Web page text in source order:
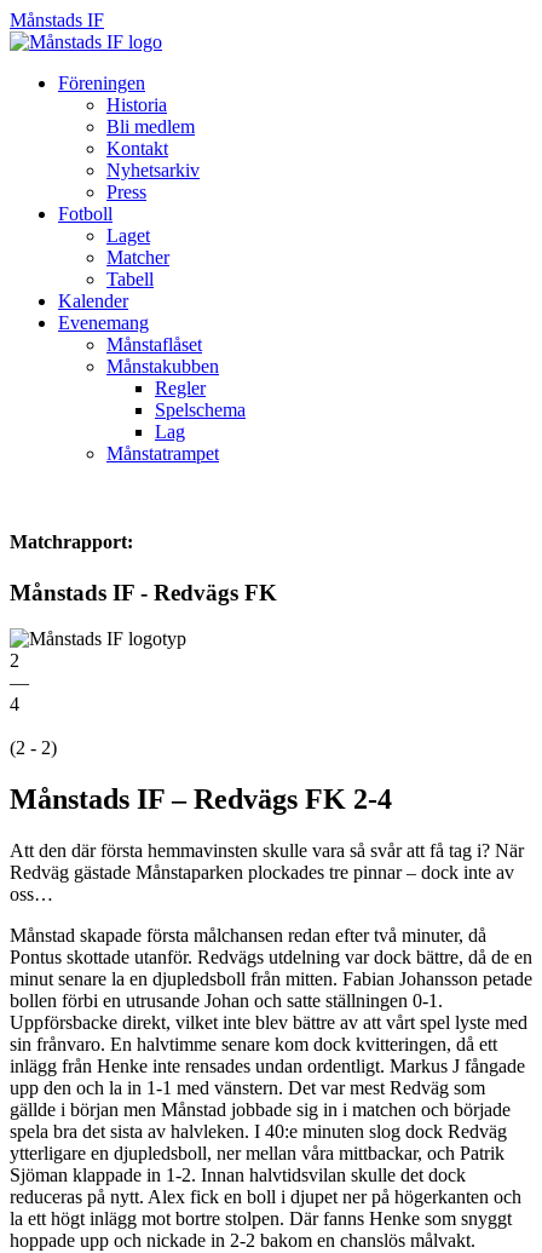
Månstads IF
Månstads
HoppaFöreningen
Historia
Bli medlem
Kontakt
Nyhetsarkiv
Press
Fotboll
Laget
Matcher
Tabell
Kalender
Evenemang
Månstaflåset
Månstakubben
Regler
Spelschema
Lag
Månstatrampet
Matchrapport:
Månstads IF - Redvägs FK
2
—
4
(2 - 2)
Månstads IF – Redvägs FK 2-4
Att den där första hemmavinsten skulle vara så svår att få tag i? När
Redväg gästade Månstaparken plockades tre pinnar – dock inte av
oss…
Månstad skapade första målchansen redan efter två minuter, då
Pontus skottade utanför. Redvägs utdelning var dock bättre, då de en
minut senare la en djupledsboll från mitten. Fabian Johansson petade
bollen förbi en utrusande Johan och satte ställningen 0-1.
Uppförsbacke direkt, vilket inte blev bättre av att vårt spel lyste med
sin frånvaro. En halvtimme senare kom dock kvitteringen, då ett
inlägg från Henke inte rensades undan ordentligt. Markus J fångade
upp den och la in 1-1 med vänstern. Det var mest Redväg som
gällde i början men Månstad jobbade sig in i matchen och började
spela bra det sista av halvleken. I 40:e minuten slog dock Redväg
ytterligare en djupledsboll, ner mellan våra mittbackar, och Patrik
Sjöman klappade in 1-2. Innan halvtidsvilan skulle det dock
reduceras på nytt. Alex fick en boll i djupet ner på högerkanten och
la ett högt inlägg mot bortre stolpen. Där fanns Henke som snyggt
hoppade upp och nickade in 2-2 bakom en chanslös målvakt.